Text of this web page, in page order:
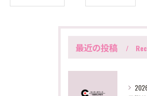
最近の投稿